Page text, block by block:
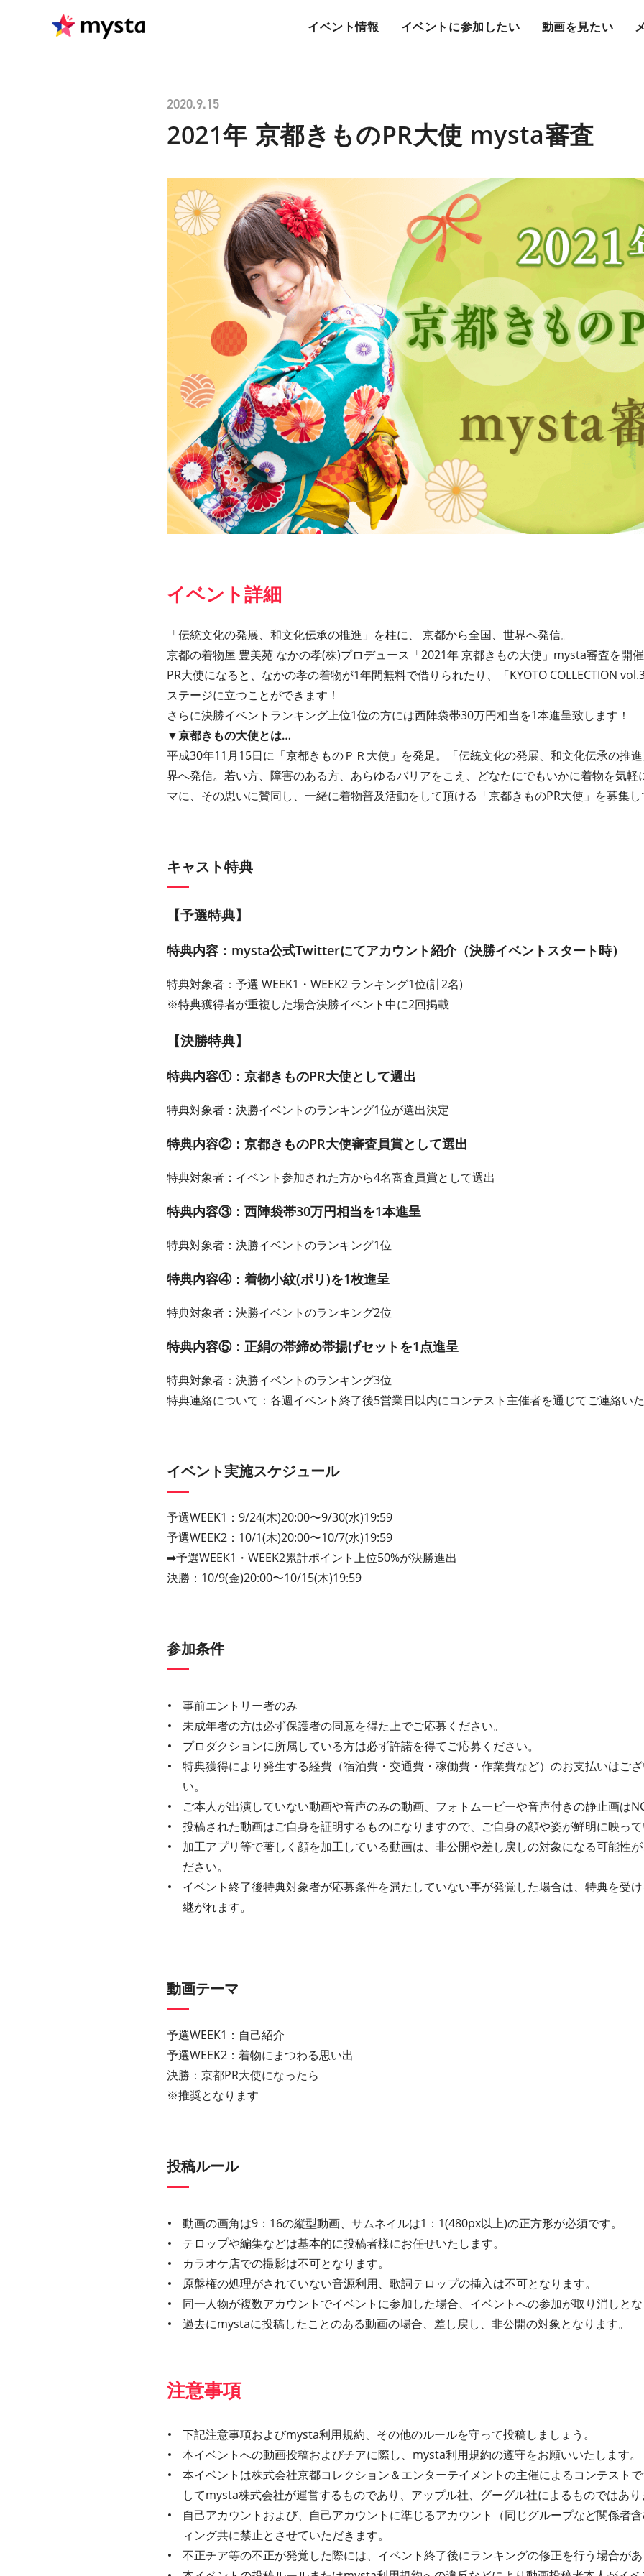
イベント情報 イベントに参加したい 動画を見たい
2020.9.15
2021年 京都きものPR大使 mysta審査
イベント詳細
「伝統文化の発展、和文化伝承の推進」を柱に、 京都から全国、世界へ発信。
京都の着物屋 豊美苑 なかの孝(株)プロデュース「2021年 京都きもの大使」mysta審査を開催
PR大使になると、なかの孝の着物が1年間無料で借りられたり、「KYOTO COLLECTION
ステージに立つことができます！
さらに決勝イベントランキング上位1位の方には西陣袋帯30万円相当を1本進呈致します！
▼京都きもの大使とは…
平成30年11月15日に「京都きものＰＲ大使」を発足。「伝統文化の発展、和文化伝承の推
界へ発信。若い方、障害のある方、あらゆるバリアをこえ、どなたにでもいかに着物を気
マに、その思いに賛同し、一緒に着物普及活動をして頂ける「京都きものPR大使」を募集し
キャスト特典
【予選特典】
特典内容：mysta公式Twitterにてアカウント紹介（決勝イベントスタート時）
特典対象者：予選 WEEK1・WEEK2 ランキング1位(計2名)
※特典獲得者が重複した場合決勝イベント中に2回掲載
【決勝特典】
特典内容①：京都きものPR大使として選出
特典対象者：決勝イベントのランキング1位が選出決定
特典内容②：京都きものPR大使審査員賞として選出
特典対象者：イベント参加された方から4名審査員賞として選出
特典内容③：西陣袋帯30万円相当を1本進呈
特典対象者：決勝イベントのランキング1位
特典内容④：着物小紋(ポリ)を1枚進呈
特典対象者：決勝イベントのランキング2位
特典内容⑤：正絹の帯締め帯揚げセットを1点進呈
特典対象者：決勝イベントのランキング3位
特典連絡について：各週イベント終了後5営業日以内にコンテスト主催者を通じてご連絡いた
イベント実施スケジュール
予選WEEK1：9/24(木)20:00〜9/30(水)19:59
予選WEEK2：10/1(木)20:00〜10/7(水)19:59
➡︎予選WEEK1・WEEK2累計ポイント上位50%が決勝進出
決勝：10/9(金)20:00〜10/15(木)19:59
参加条件
事前エントリー者のみ
未成年者の方は必ず保護者の同意を得た上でご応募ください。
プロダクションに所属している方は必ず許諾を得てご応募ください。
特典獲得により発生する経費（宿泊費・交通費・稼働費・作業費など）のお支払いはご
い。
ご本人が出演していない動画や音声のみの動画、フォトムービーや音声付きの静止画は
投稿された動画はご自身を証明するものになりますので、ご自身の顔や姿が鮮明に映って
加工アプリ等で著しく顔を加工している動画は、非公開や差し戻しの対象になる可能性
ださい。
イベント終了後特典対象者が応募条件を満たしていない事が発覚した場合は、特典を受
継がれます。
動画テーマ
予選WEEK1：自己紹介
予選WEEK2：着物にまつわる思い出
決勝：京都PR大使になったら
※推奨となります
投稿ルール
動画の画角は9：16の縦型動画、サムネイルは1：1(480px以上)の正方形が必須です。
テロップや編集などは基本的に投稿者様にお任せいたします。
カラオケ店での撮影は不可となります。
原盤権の処理がされていない音源利用、歌詞テロップの挿入は不可となります。
同一人物が複数アカウントでイベントに参加した場合、イベントへの参加が取り消しとな
過去にmystaに投稿したことのある動画の場合、差し戻し、非公開の対象となります。
注意事項
下記注意事項およびmysta利用規約、その他のルールを守って投稿しましょう。
本イベントへの動画投稿およびチアに際し、mysta利用規約の遵守をお願いいたします。
本イベントは株式会社京都コレクション＆エンターテイメントの主催によるコンテスト
してmysta株式会社が運営するものであり、アップル社、グーグル社によるものではあり
自己アカウントおよび、自己アカウントに準じるアカウント（同じグループなど関係者
ィング共に禁止とさせていただきます。
不正チア等の不正が発覚した際には、イベント終了後にランキングの修正を行う場合があ